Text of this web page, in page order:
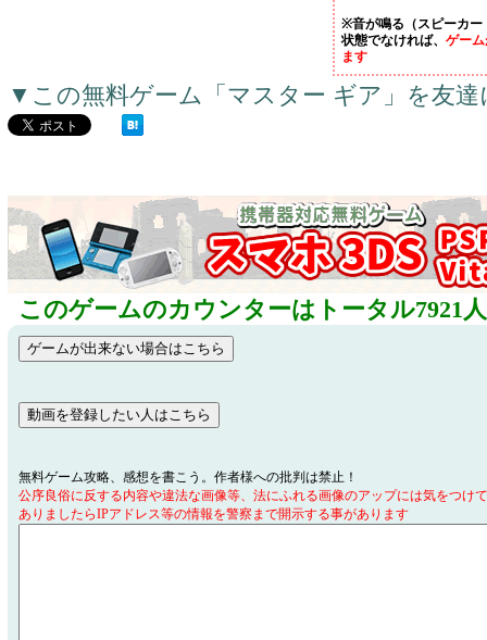
※音が鳴る（スピーカー
状態でなければ、 ゲー
ます
▼この無料ゲーム「マスター ギア」を友
このゲームのカウンターはトータル7921
無料ゲーム攻略、感想を書こう。作者様への批判は禁止！
公序良俗に反する内容や違法な画像等、法にふれる画像のアップには気をつけ
ありましたらIPアドレス等の情報を警察まで開示する事があります